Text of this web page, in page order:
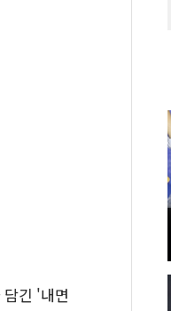
긴 '내면